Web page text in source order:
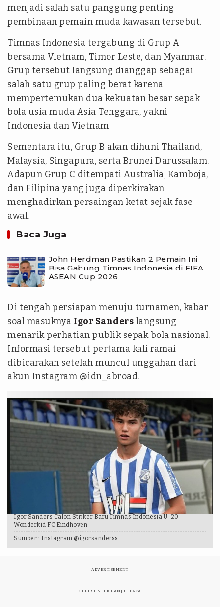
menjadi salah satu panggung penting
pembinaan pemain muda kawasan tersebut.
Timnas Indonesia tergabung di Grup A
bersama Vietnam, Timor Leste, dan Myanmar.
Grup tersebut langsung dianggap sebagai
salah satu grup paling berat karena
mempertemukan dua kekuatan besar sepak
bola usia muda Asia Tenggara, yakni
Indonesia dan Vietnam.
Sementara itu, Grup B akan dihuni Thailand,
Malaysia, Singapura, serta Brunei Darussalam.
Adapun Grup C ditempati Australia, Kamboja,
dan Filipina yang juga diperkirakan
menghadirkan persaingan ketat sejak fase
awal.
Baca Juga
John Herdman Pastikan 2 Pemain Ini
Bisa Gabung Timnas Indonesia di FIFA
ASEAN Cup 2026
Di tengah persiapan menuju turnamen, kabar
soal masuknya Igor Sanders langsung
menarik perhatian publik sepak bola nasional.
Informasi tersebut pertama kali ramai
dibicarakan setelah muncul unggahan dari
akun Instagram @idn_abroad.
Igor Sanders Calon Striker Baru Timnas Indonesia U-20
Wonderkid FC Eindhoven
Sumber : Instagram @igorsanderss
ADVERTISEMENT
GULIR UNTUK LANJUT BACA